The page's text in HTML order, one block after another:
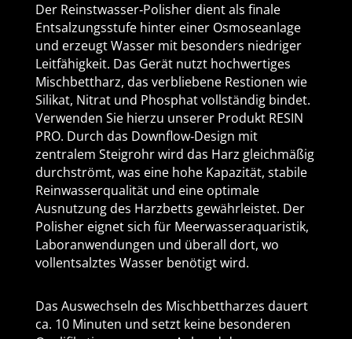
Der Reinstwasser‑Polisher dient als finale
Entsalzungsstufe hinter einer Osmoseanlage
und erzeugt Wasser mit besonders niedriger
Leitfähigkeit. Das Gerät nutzt hochwertiges
Mischbettharz, das verbliebene Restionen wie
Silikat, Nitrat und Phosphat vollständig bindet.
Verwenden Sie hierzu unserer Produkt RESIN
PRO. Durch das Downflow‑Design mit
zentralem Steigrohr wird das Harz gleichmäßig
durchströmt, was eine hohe Kapazität, stabile
Reinwasserqualität und eine optimale
Ausnutzung des Harzbetts gewährleistet. Der
Polisher eignet sich für Meerwasseraquaristik,
Laboranwendungen und überall dort, wo
vollentsalztes Wasser benötigt wird.
Das Auswechseln des Mischbettharzes dauert
ca. 10 Minuten und setzt keine besonderen